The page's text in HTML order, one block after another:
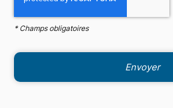
* Champs obligatoires